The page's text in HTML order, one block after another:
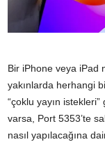
Bir iPhone veya iPad
yakınlarda herhangi
“çoklu yayın
varsa, Port 5353’te
nasıl yapılacağına